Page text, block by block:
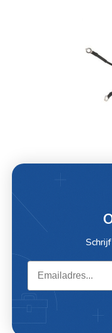
Omschrijving
MET KABEL
Condensator met
Email